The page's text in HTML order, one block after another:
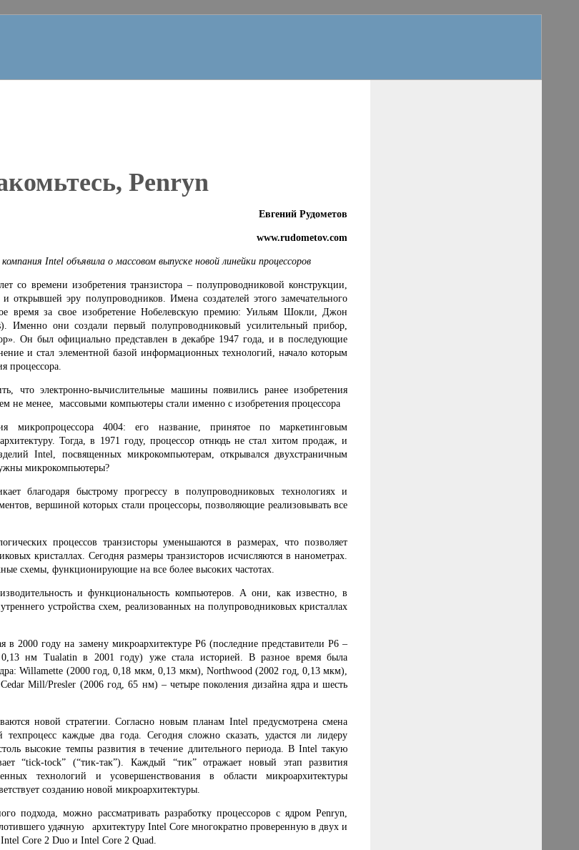
Penryn
Евгений Рудометов
www.rudometov.com
Intelобъявила о массовом выпуске новой линейки процессоров
со времени изобретения транзистора – полупроводниковой конструкции,
открывшей эру полупроводников. Имена создателей этого замечательного
время за свое изобретение Нобелевскую премию:Уильям Шокли, Джон
Именно они создали первый полупроводниковый усилительный прибор,
Он был официально представлен в декабре 1947 года, и в последующие
и стал элементной базой информационных технологий, начало которым
процессора.
что электронно-вычислительные машины появились ранее изобретения
не менее, массовыми компьютеры стали именно с изобретения процессора
микропроцессора 4004: его название, принятое по маркетинговым
Тогда, в 1971 году, процессор отнюдь не стал хитом продаж, и
Intel, посвященных микрокомпьютерам, открывался двухстраничным
микрокомпьютеры?
благодаря быстрому прогрессу в полупроводниковых технологиях и
вершиной которых стали процессоры, позволяющие реализовывать все
процессов транзисторы уменьшаются в размерах, что позволяет
кристаллах. Сегодня размеры транзисторов исчисляются в нанометрах.
схемы, функционирующие на все более высоких частотах.
и функциональность компьютеров. А они, как известно, в
устройства схем, реализованных на полупроводниковых кристаллах
2000 году на замену микроархитектуре P6 (последние представители P6 –
нм Tualatin в 2001 году) уже стала историей. В разное время была
Willamette (2000 год, 0,18 мкм, 0,13 мкм), Northwood (2002 год, 0,13 мкм),
Mill/Presler (2006 год, 65 нм) – четыре поколения дизайна ядра и шесть
новой стратегии. Согласно новым планамIntel предусмотрена смена
каждые два года. Сегодня сложно сказать, удастся ли лидеру
высокие темпы развития в течение длительного периода. В Intel такую
“tick-tock” (“тик-так”). Каждый “тик” отражает новый этап развития
технологий и усовершенствования в области микроархитектуры
созданию новой микроархитектуры.
подхода, можно рассматривать разработку процессоров с ядромPenryn
удачную архитектуруIntel Core многократно проверенную в двух и
Intel Core2 Duoи Intel Core2 Quad